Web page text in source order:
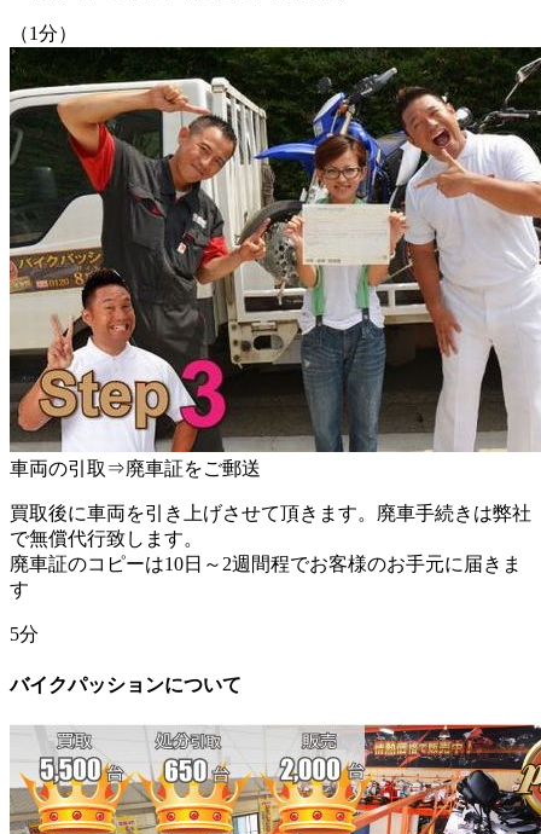
（1分）
車両の引取⇒廃車証をご郵送
買取後に車両を引き上げさせて頂きます。 廃車手続きは弊社
で無償代行致します。
廃車証のコピーは10日～2週間程でお客様のお手元に届きま
す
5分
バイクパッションについて